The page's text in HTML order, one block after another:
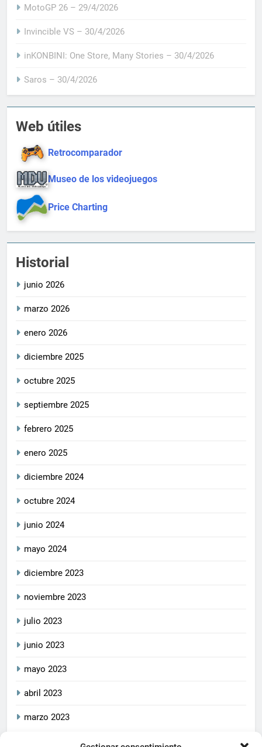
MotoGP 26 – 29/4/2026
Invincible VS – 30/4/2026
inKONBINI: One Store, Many Stories – 30/4/2026
Saros – 30/4/2026
Web útiles
Retrocomparador
Museo de los videojuegos
Price Charting
Historial
junio 2026
marzo 2026
enero 2026
diciembre 2025
octubre 2025
septiembre 2025
febrero 2025
enero 2025
diciembre 2024
octubre 2024
junio 2024
mayo 2024
diciembre 2023
noviembre 2023
julio 2023
junio 2023
mayo 2023
abril 2023
marzo 2023